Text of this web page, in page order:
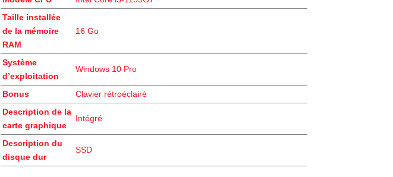
Taille installée
de la mémoire
RAM
16 Go
Système
d’exploitation
Windows 10 Pro
Bonus
Clavier rétroéclairé
Description de la
carte graphique
Intégré
Description du
disque dur
SSD